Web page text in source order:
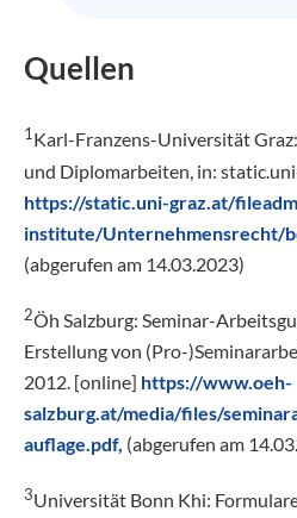
Quellen
1Karl-Franzens-Universität
und Diplomarbeiten, in:
https://static.uni-graz.at/
institute/Unternehmensrecht/
(abgerufen am 14.03.2023)
2Öh Salzburg: Seminar-
Erstellung von (Pro-
2012. [online] https://www.oeh-
salzburg.at/media/files/
auflage.pdf, (abgerufen am
3Universität Bonn Khi: